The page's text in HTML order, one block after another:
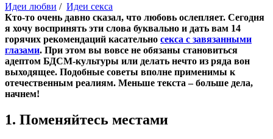
Идеи любви / Идеи секса
Кто-то очень давно сказал, что любовь ослепляет. Сегодня
я хочу воспринять эти слова буквально и дать вам 14
горячих рекомендаций касательно секса с завязанными
глазами. При этом вы вовсе не обязаны становиться
адептом БДСМ-культуры или делать нечто из ряда вон
выходящее. Подобные советы вполне применимы к
отечественным реалиям. Меньше текста – больше дела,
начнем!
1. Поменяйтесь местами